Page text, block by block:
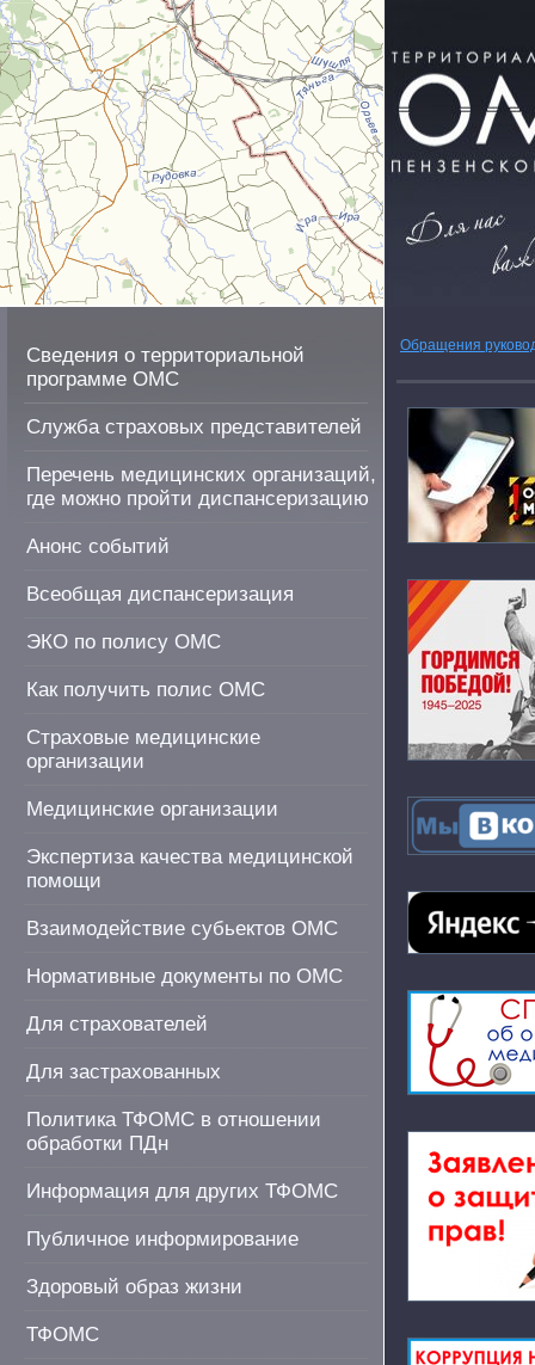
Сведения о территориальной
программе ОМС
Служба страховых представителей
Перечень медицинских организаций,
где можно пройти диспансеризацию
Анонс событий
Всеобщая диспансеризация
ЭКО по полису ОМС
Как получить полис ОМС
Страховые медицинские
организации
Медицинские организации
Экспертиза качества медицинской
помощи
Взаимодействие субьектов ОМС
Нормативные документы по ОМС
Для страхователей
Для застрахованных
Политика ТФОМС в отношении
обработки ПДн
Информация для других ТФОМС
Публичное информирование
Здоровый образ жизни
ТФОМС
Обращения